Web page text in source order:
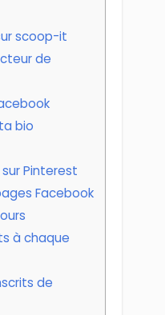
scoop-it
de
bio
Pinterest
Facebook
à chaque
de